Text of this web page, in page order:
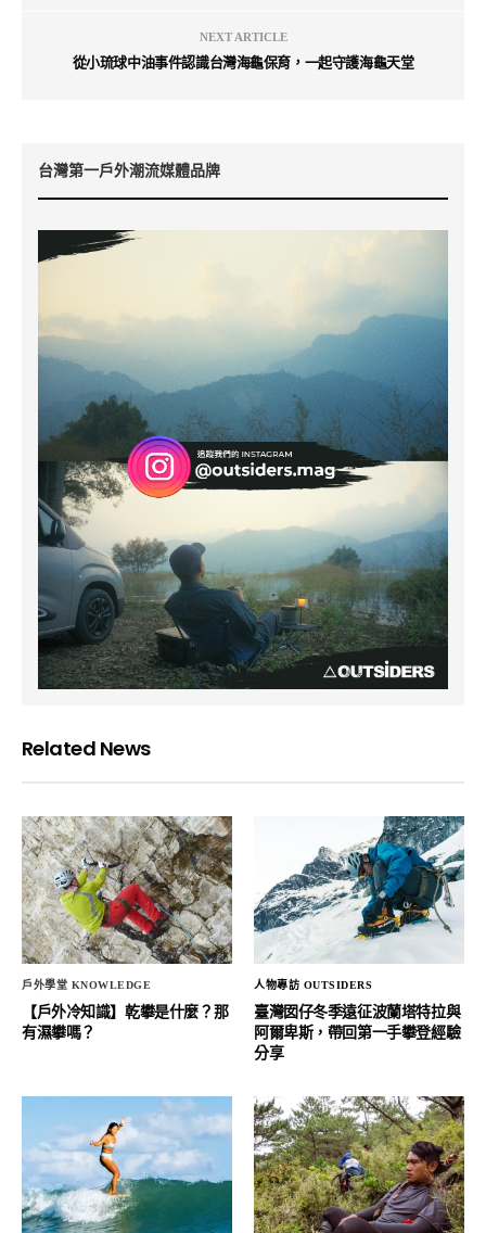
NEXT ARTICLE
從小琉球中油事件認識台灣海龜保育，一起守護海龜天堂
台灣第一戶外潮流媒體品牌
Related News
戶外學堂 KNOWLEDGE
【戶外冷知識】乾攀是什麼？那
有濕攀嗎？
人物專訪 OUTSIDERS
臺灣囡仔冬季遠征波蘭塔特拉與
阿爾卑斯，帶回第一手攀登經驗
分享